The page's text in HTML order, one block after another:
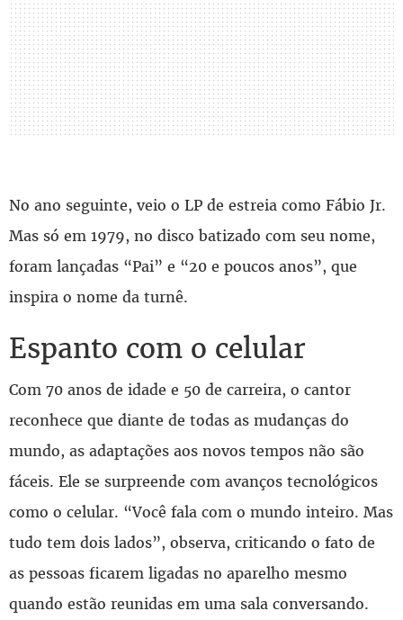
No ano seguinte, veio o LP de estreia como Fábio Jr.
Mas só em 1979, no disco batizado com seu nome,
foram lançadas “Pai” e “20 e poucos anos”, que
inspira o nome da turnê.
Espanto com o celular
Com 70 anos de idade e 50 de carreira, o cantor
reconhece que diante de todas as mudanças do
mundo, as adaptações aos novos tempos não são
fáceis. Ele se surpreende com avanços tecnológicos
como o celular. “Você fala com o mundo inteiro. Mas
tudo tem dois lados”, observa, criticando o fato de
as pessoas ficarem ligadas no aparelho mesmo
quando estão reunidas em uma sala conversando.